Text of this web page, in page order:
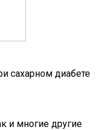
сахарном диабете
и многие другие